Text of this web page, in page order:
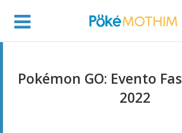
Pokémon GO: Evento
2022